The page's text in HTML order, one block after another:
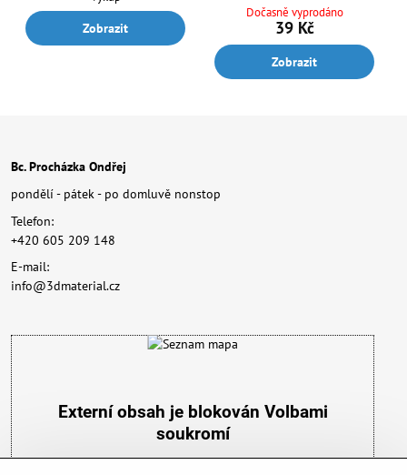
2020.
Zobrazit
obsahuje 10 m struny o průměru 1,75
mm. Dodáván v 10 odstínech. PCL
materiál dodáváme také v 1 kg balení.
Dočasně vyprodáno
39 Kč
Zobrazit
Bc. Procházka Ondřej
pondělí - pátek - po domluvě nonstop
Telefon:
+420 605 209 148
E-mail:
info@3dmaterial.cz
Externí obsah je blokován Volbami
soukromí
Přejete si načíst externí obsah?